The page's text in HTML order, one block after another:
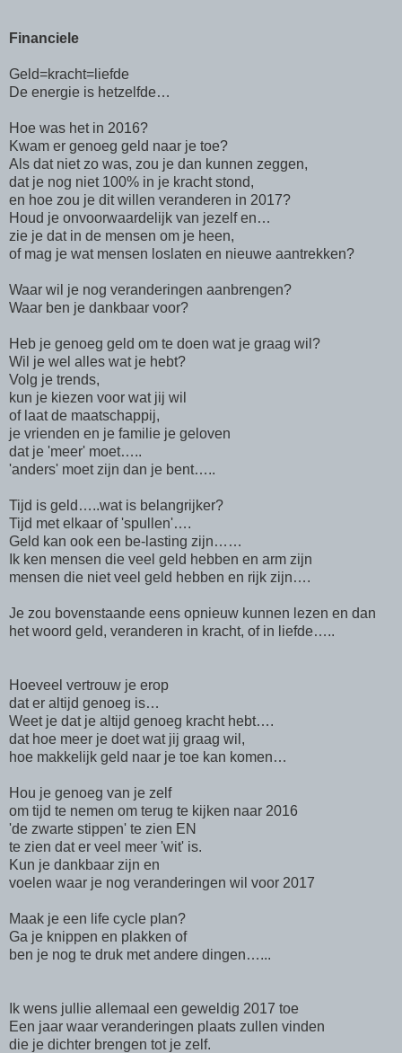
Financiele
Geld=kracht=liefde
De energie is hetzelfde…
Hoe was het in 2016?
Kwam er genoeg geld naar je toe?
Als dat niet zo was, zou je dan kunnen zeggen,
dat je nog niet 100% in je kracht stond,
en hoe zou je dit willen veranderen in 2017?
Houd je onvoorwaardelijk van jezelf en…
zie je dat in de mensen om je heen,
of mag je wat mensen loslaten en nieuwe aantrekken?
Waar wil je nog veranderingen aanbrengen?
Waar ben je dankbaar voor?
Heb je genoeg geld om te doen wat je graag wil?
Wil je wel alles wat je hebt?
Volg je trends,
kun je kiezen voor wat jij wil
of laat de maatschappij,
je vrienden en je familie je geloven
dat je 'meer' moet…..
'anders' moet zijn dan je bent…..
Tijd is geld…..wat is belangrijker?
Tijd met elkaar of 'spullen'….
Geld kan ook een be-lasting zijn……
Ik ken mensen die veel geld hebben en arm zijn
mensen die niet veel geld hebben en rijk zijn….
Je zou bovenstaande eens opnieuw kunnen lezen en dan
het woord geld, veranderen in kracht, of in liefde…..
Hoeveel vertrouw je erop
dat er altijd genoeg is…
Weet je dat je altijd genoeg kracht hebt….
dat hoe meer je doet wat jij graag wil,
hoe makkelijk geld naar je toe kan komen…
Hou je genoeg van je zelf
om tijd te nemen om terug te kijken naar 2016
'de zwarte stippen' te zien EN
te zien dat er veel meer 'wit' is.
Kun je dankbaar zijn en
voelen waar je nog veranderingen wil voor 2017
Maak je een life cycle plan?
Ga je knippen en plakken of
ben je nog te druk met andere dingen…...
Ik wens jullie allemaal een geweldig 2017 toe
Een jaar waar veranderingen plaats zullen vinden
die je dichter brengen tot je zelf.